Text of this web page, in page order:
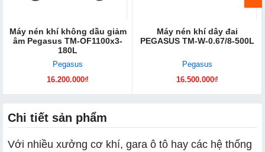
Máy nén khí không dầu giảm
âm Pegasus TM-OF1100x3-
180L
Pegasus
16.200.000₫
Máy nén khí dây đai
PEGASUS TM-W-0.67/8-500L
Pegasus
16.500.000₫
Chi tiết sản phẩm
Với nhiều xưởng cơ khí, gara ô tô hay các hệ thống